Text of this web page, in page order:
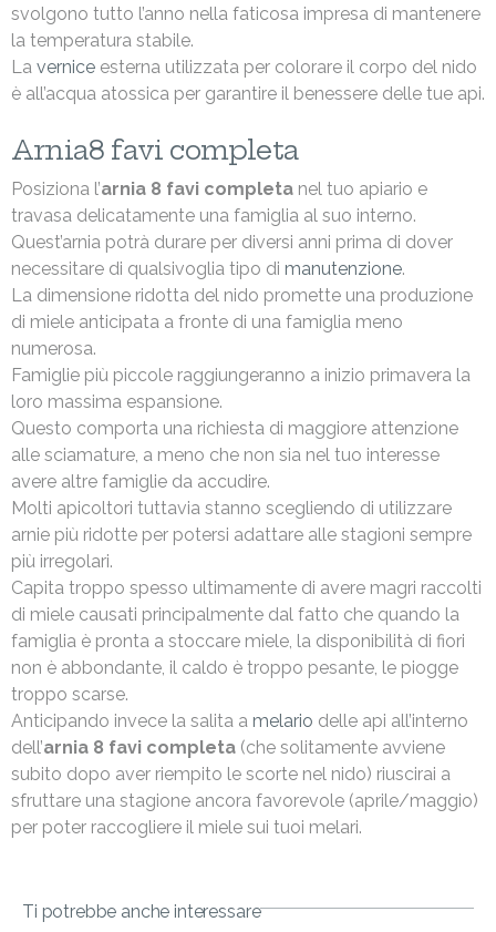
svolgono tutto l’anno nella faticosa impresa di mantenere
la temperatura stabile.
La vernice esterna utilizzata per colorare il corpo del nido
è all’acqua atossica per garantire il benessere delle tue api.
Arnia8 favi completa
Posiziona l’arnia 8 favi completa nel tuo apiario e
travasa delicatamente una famiglia al suo interno.
Quest’arnia potrà durare per diversi anni prima di dover
necessitare di qualsivoglia tipo di manutenzione.
La dimensione ridotta del nido promette una produzione
di miele anticipata a fronte di una famiglia meno
numerosa.
Famiglie più piccole raggiungeranno a inizio primavera la
loro massima espansione.
Questo comporta una richiesta di maggiore attenzione
alle sciamature, a meno che non sia nel tuo interesse
avere altre famiglie da accudire.
Molti apicoltori tuttavia stanno scegliendo di utilizzare
arnie più ridotte per potersi adattare alle stagioni sempre
più irregolari.
Capita troppo spesso ultimamente di avere magri raccolti
di miele causati principalmente dal fatto che quando la
famiglia è pronta a stoccare miele, la disponibilità di fiori
non è abbondante, il caldo è troppo pesante, le piogge
troppo scarse.
Anticipando invece la salita a melario delle api all’interno
dell’arnia 8 favi completa (che solitamente avviene
subito dopo aver riempito le scorte nel nido) riuscirai a
sfruttare una stagione ancora favorevole (aprile/maggio)
per poter raccogliere il miele sui tuoi melari.
Ti potrebbe anche interessare